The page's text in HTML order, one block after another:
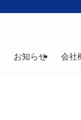
お知らせ 会社